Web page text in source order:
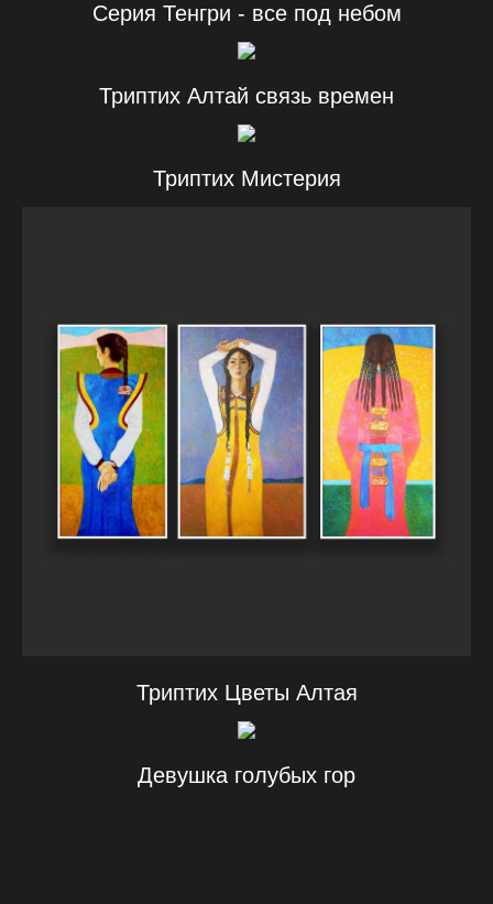
Серия Тенгри - все под небом
Триптих Алтай связь времен
Триптих Мистерия
Триптих Цветы Алтая
Девушка голубых гор